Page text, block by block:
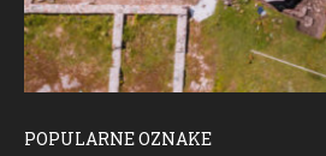
POPULARNE OZNAKE